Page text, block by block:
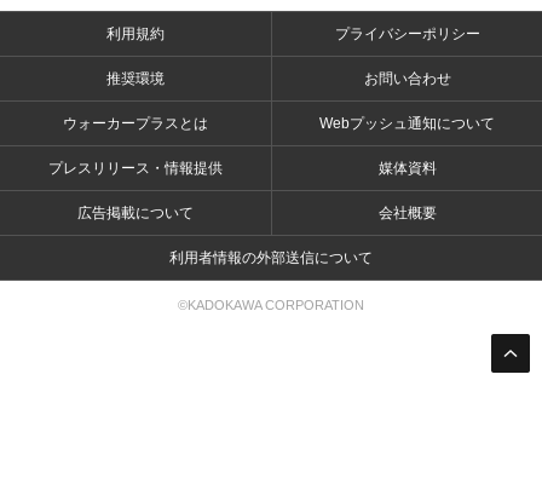
利用規約 プライバシーポリシー
推奨環境 お問い合わせ
ウォーカープラスとは Webプッシュ通知について
プレスリリース・情報提供 媒体資料
広告掲載について 会社概要
利用者情報の外部送信について
©KADOKAWA CORPORATION